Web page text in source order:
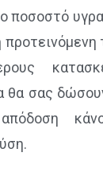
ποσοστό
θα σας